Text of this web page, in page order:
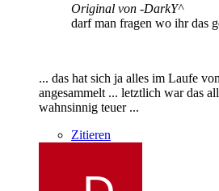
Original von -DarkY^
darf man fragen wo ihr das
... das hat sich ja alles im Laufe
angesammelt ... letztlich war das
wahnsinnig teuer ...
Zitieren